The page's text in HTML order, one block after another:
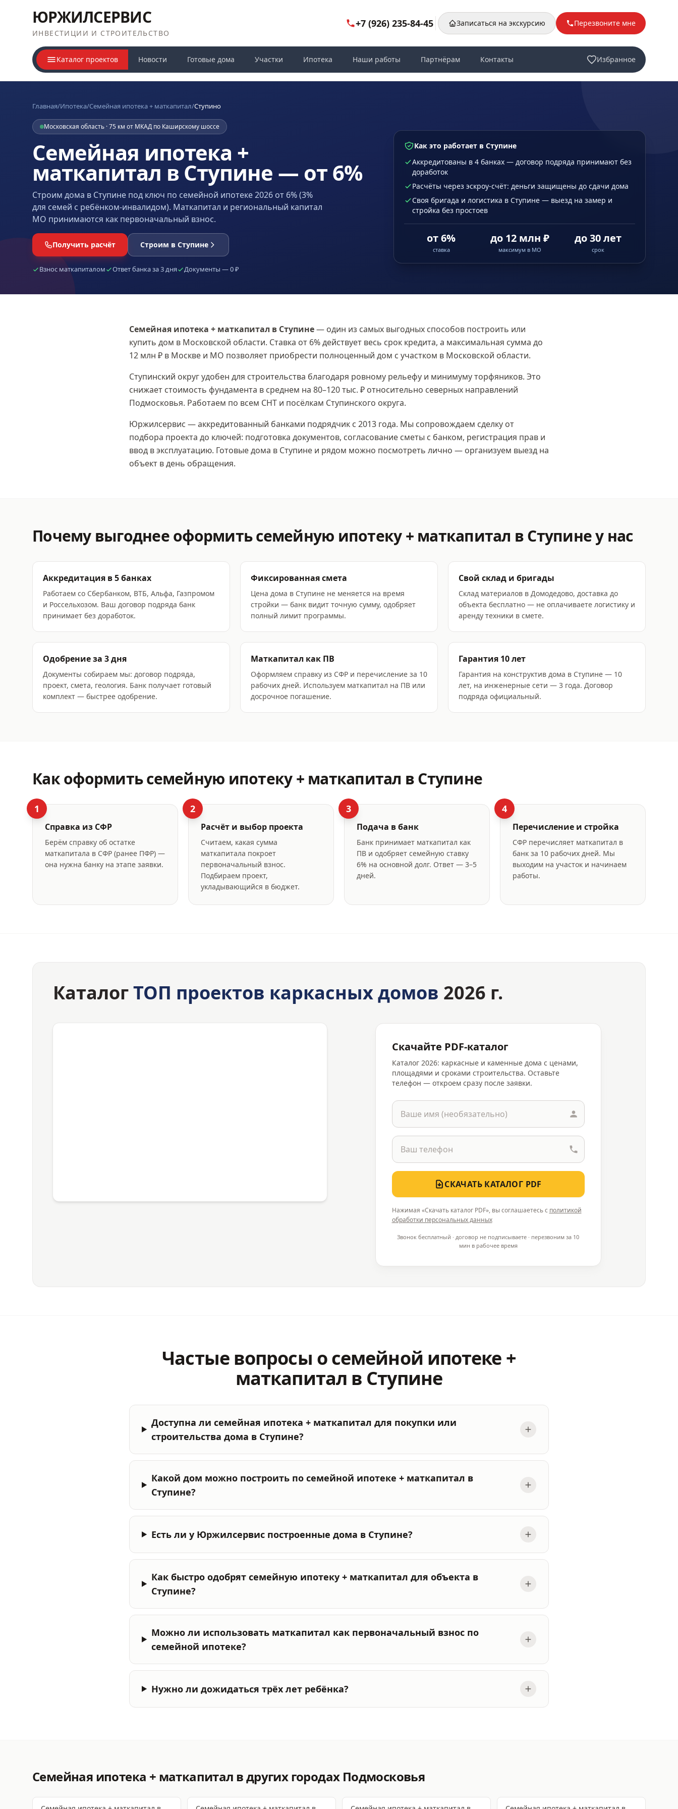
ЮРЖИЛСЕРВИС
ИНВЕСТИЦИИ И СТРОИТЕЛЬСТВО
+7 (926) 235-84-45 Записаться на экскурсию Перезвоните мне
Каталог проектов Новости Готовые дома Участки Ипотека Наши работы Партнёрам Контакты Избранное
Главная/Ипотека/Семейная ипотека + маткапитал/Ступино
Московская область · 75 км от МКАД по Каширскому шоссе
Семейная ипотека +
маткапитал в Ступине — от 6%
Строим дома в Ступине под ключ по семейной ипотеке 2026 от 6% (3%
для семей с ребёнком-инвалидом). Маткапитал и региональный капитал
МО принимаются как первоначальный взнос.
Получить расчёт Строим в Ступине
Взнос маткапиталом Ответ банка за 3 дня Документы — 0 ₽
Как это работает в Ступине
Аккредитованы в 4 банках — договор подряда принимают без
доработок
Расчёты через эскроу-счёт: деньги защищены до сдачи дома
Своя бригада и логистика в Ступине — выезд на замер и
стройка без простоев
от 6%
ставка
до 12 млн ₽
максимум в МО
до 30 лет
срок
Семейная ипотека + маткапитал в Ступине— один из самых выгодных способов построить или
купить дом в Московской области. Ставка от 6%действует весь срок кредита, а максимальная сумма до
12 млн ₽ в Москве и МО позволяет приобрести полноценный дом с участком в Московской области.
Ступинский округ удобен для строительства благодаря ровному рельефу и минимуму торфяников. Это
снижает стоимость фундамента в среднем на 80–120 тыс. ₽ относительно северных направлений
Подмосковья. Работаем по всем СНТ и посёлкам Ступинского округа.
Юржилсервис — аккредитованный банками подрядчик с 2013 года. Мы сопровождаем сделку от
подбора проекта до ключей: подготовка документов, согласование сметы с банком, регистрация прав и
ввод в эксплуатацию. Готовые дома в Ступине и рядом можно посмотреть лично — организуем выезд на
объект в день обращения.
Почему выгоднее оформитьсемейную ипотеку + маткапитал в Ступинеу нас
Аккредитация в 5 банках
Работаем со Сбербанком, ВТБ, Альфа, Газпромом
и Россельхозом. Ваш договор подряда банк
принимает без доработок.
Фиксированная смета
Цена дома в Ступине не меняется на время
стройки — банк видит точную сумму, одобряет
полный лимит программы.
Свой склад и бригады
Склад материалов в Домодедово, доставка до
объекта бесплатно — не оплачиваете логистику и
аренду техники в смете.
Одобрение за 3 дня
Документы собираем мы: договор подряда,
проект, смета, геология. Банк получает готовый
комплект — быстрее одобрение.
Маткапитал как ПВ
Оформляем справку из СФР и перечисление за 10
рабочих дней. Используем маткапитал на ПВ или
досрочное погашение.
Гарантия 10 лет
Гарантия на конструктив дома в Ступине — 10
лет, на инженерные сети — 3 года. Договор
подряда официальный.
Как оформитьсемейную ипотеку + маткапитал в Ступине
1
Справка из СФР
Берём справку об остатке
маткапитала в СФР (ранее ПФР) —
она нужна банку на этапе заявки.
2
Расчёт и выбор проекта
Считаем, какая сумма
маткапитала покроет
первоначальный взнос.
Подбираем проект,
укладывающийся в бюджет.
3
Подача в банк
Банк принимает маткапитал как
ПВ и одобряет семейную ставку
6% на основной долг. Ответ — 3–5
дней.
4
Перечисление и стройка
СФР перечисляет маткапитал в
банк за 10 рабочих дней. Мы
выходим на участок и начинаем
работы.
КаталогТОП проектов каркасных домов 2026 г.
Скачайте PDF-каталог
Каталог 2026: каркасные и каменные дома с ценами,
площадями и сроками строительства. Оставьте
телефон — откроем сразу после заявки.
СКАЧАТЬ КАТАЛОГ PDF
Нажимая «Скачать каталог PDF», вы соглашаетесь с политикой
обработки персональных данных
Звонок бесплатный · договор не подписываете · перезвоним за 10
мин в рабочее время
Частые вопросы о семейной ипотеке +
маткапитал в Ступине
Доступна ли семейная ипотека + маткапитал для покупки или
строительства дома в Ступине?
Какой дом можно построить по семейной ипотеке + маткапитал в
Ступине?
Есть ли у Юржилсервис построенные дома в Ступине?
Как быстро одобрят семейную ипотеку + маткапитал для объекта в
Ступине?
Можно ли использовать маткапитал как первоначальный взнос по
семейной ипотеке?
Нужно ли дожидаться трёх лет ребёнка?
Семейная ипотека + маткапитал в других городах Подмосковья